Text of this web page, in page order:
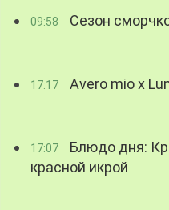
09:58 Сезон
17:17 Avero mio x
17:07
Блюдо дня:
красной икрой